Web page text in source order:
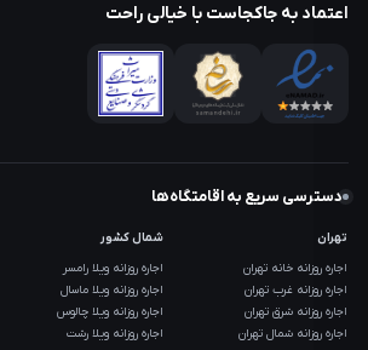
اعتماد به جاکجاست با خیالی راحت
دسترسی سریع به اقامتگاه‌ها
تهران
اجاره روزانه خانه تهران
اجاره روزانه غرب تهران
اجاره روزانه شرق تهران
اجاره روزانه شمال تهران
شمال کشور
اجاره روزانه ویلا رامسر
اجاره روزانه ویلا ماسال
اجاره روزانه ویلا چالوس
اجاره روزانه ویلا رشت